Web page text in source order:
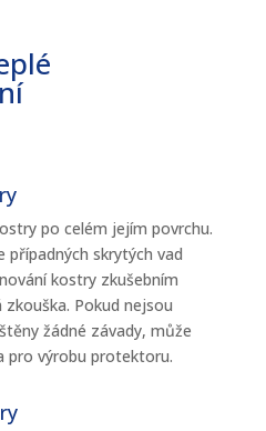
po celém jejím povrchu.
případných skrytých vad
kostry zkušebním
Pokud nejsou
žádné závady, může
pro výrobu protektoru.